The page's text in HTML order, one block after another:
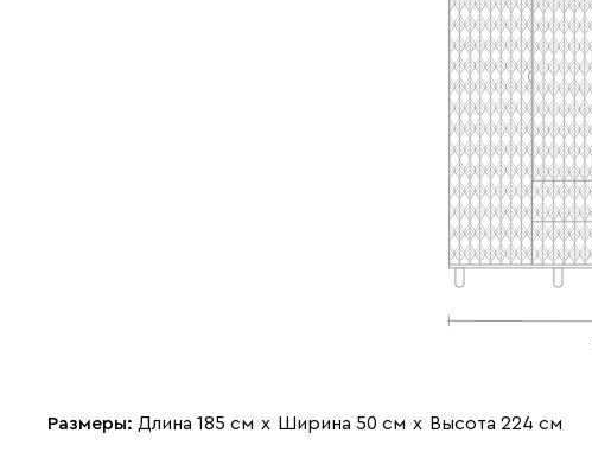
Размеры: Длина 185 см х Ширина 50 см х Высота 224 см